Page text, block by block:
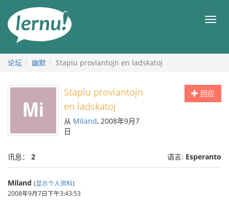
目
论坛 幽默 Staplu proviantojn en ladskatoj
回应
Staplu proviantojn
en ladskatoj
从 Miland, 2008年9月7
日
讯息： 2 语言: Esperanto
Miland (显示个人资料)
2008年9月7日下午3:43:53